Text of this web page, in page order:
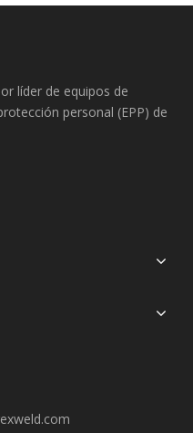
líder de equipos de
personal (EPP) de